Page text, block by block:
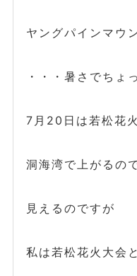
ヤングパインマウ
・・・暑さでちょ
7月20日は若松花
洞海湾で上がるの
見えるのですが
私は若松花火大会